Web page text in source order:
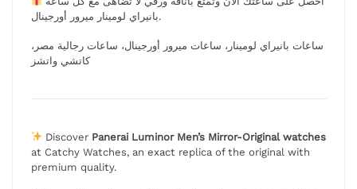
بانيراي لومينار ميرور أورجينال.
ساعات بانيراي لومينار، ساعات ميرور أورجينال، ساعات رجالية مصر،
كاتشي واتشز
Discover Panerai Luminor Men’s Mirror-Original watches
at Catchy Watches, an exact replica of the original with
premium quality.